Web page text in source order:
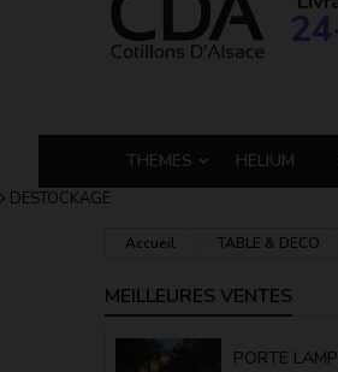
THEMES HELIUM
DESTOCKAGE
Accueil TABLE & DECO
MEILLEURES VENTES